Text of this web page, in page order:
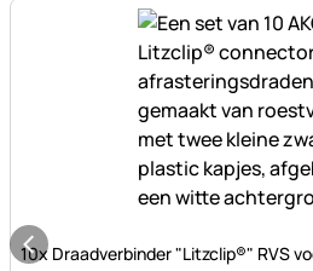
Nog geen beoordelingen
10x Draadverbinder "Litzclip®" RVS